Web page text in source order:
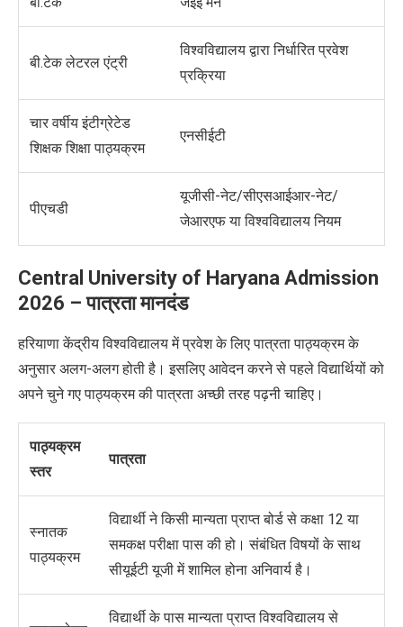
बी.टेक लेटरल एंट्री
विश्वविद्यालय द्वारा निर्धारित प्रवेश
प्रक्रिया
चार वर्षीय इंटीग्रेटेड
शिक्षक शिक्षा पाठ्यक्रम
एनसीईटी
पीएचडी
यूजीसी-नेट/सीएसआईआर-नेट/
जेआरएफ या विश्वविद्यालय नियम
Central University of Haryana Admission
2026 – पात्रता मानदंड
हरियाणा केंद्रीय विश्वविद्यालय में प्रवेश के लिए पात्रता पाठ्यक्रम के
अनुसार अलग-अलग होती है। इसलिए आवेदन करने से पहले विद्यार्थियों को
अपने चुने गए पाठ्यक्रम की पात्रता अच्छी तरह पढ़नी चाहिए।
पाठ्यक्रम
स्तर
पात्रता
स्नातक
पाठ्यक्रम
विद्यार्थी ने किसी मान्यता प्राप्त बोर्ड से कक्षा 12 या
समकक्ष परीक्षा पास की हो। संबंधित विषयों के साथ
सीयूईटी यूजी में शामिल होना अनिवार्यहै।
विद्यार्थी के पास मान्यता प्राप्त विश्वविद्यालय से